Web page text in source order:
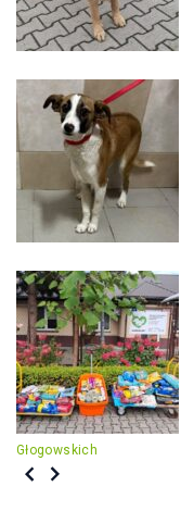
Głogowskich